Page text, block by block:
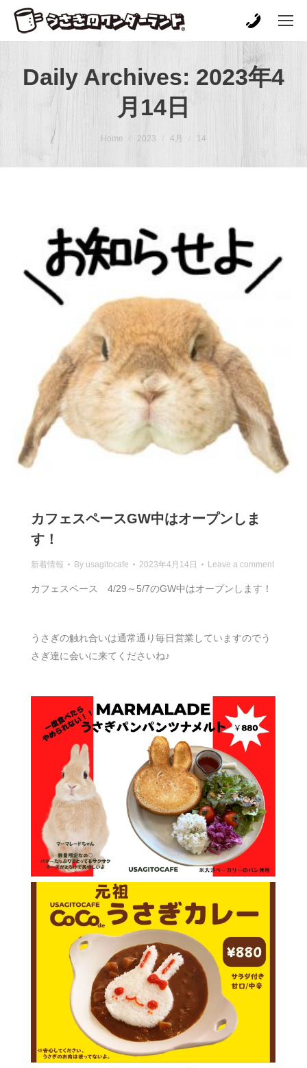
Daily Archives: 2023年4
月14日
You are here: Home 2023 4月 14
カフェスペースGW中はオープンしま
す！
新着情報 By usagitocafe 2023年4月14日 Leave a comment
カフェスペース 4/29～5/7のGW中はオープンします！
うさぎの触れ合いは通常通り毎日営業していますのでう
さぎ達に会いに来てくださいね♪